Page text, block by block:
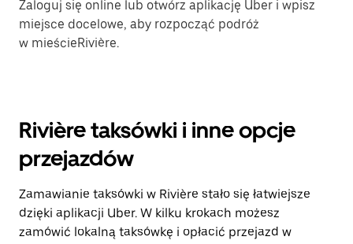
Zaloguj się online lub otwórz aplikację Uber i wpisz
miejsce docelowe, aby rozpocząć podróż
w mieścieRivière.
Rivière taksówki i inne opcje
przejazdów
Zamawianie taksówki w Rivière stało się łatwiejsze
dzięki aplikacji Uber. W kilku krokach możesz
zamówić lokalną taksówkę i opłacić przejazd w